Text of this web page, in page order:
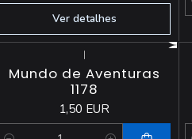
Ver detalhes
|
Mundo de Aventuras
1178
1,50 EUR